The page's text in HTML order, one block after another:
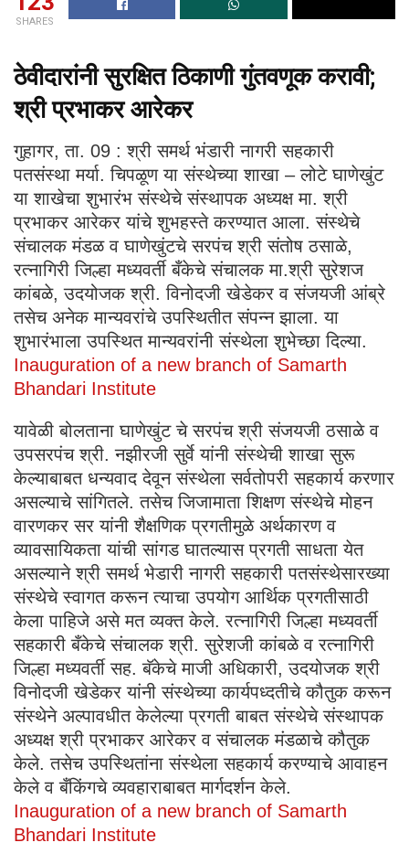
SHARES
ठेवीदारांनी सुरक्षित ठिकाणी गुंतवणूक करावी;
श्री प्रभाकर आरेकर
गुहागर, ता. 09 : श्री समर्थ भंडारी नागरी सहकारी
पतसंस्था मर्या. चिपळूण या संस्थेच्या शाखा – लोटे घाणेखुंट
या शाखेचा शुभारंभ संस्थेचे संस्थापक अध्यक्ष मा. श्री
प्रभाकर आरेकर यांचे शुभहस्ते करण्यात आला. संस्थेचे
संचालक मंडळ व घाणेखुंटचे सरपंच श्री संतोष ठसाळे,
रत्नागिरी जिल्हा मध्यवर्ती बँकेचे संचालक मा.श्री सुरेशज
कांबळे, उदयोजक श्री. विनोदजी खेडेकर व संजयजी आंब्रे
तसेच अनेक मान्यवरांचे उपस्थितीत संपन्न झाला. या
शुभारंभाला उपस्थित मान्यवरांनी संस्थेला शुभेच्छा दिल्या.
Inauguration of a new branch of Samarth
Bhandari Institute
यावेळी बोलताना घाणेखुंट चे सरपंच श्री संजयजी ठसाळे व
उपसरपंच श्री. नझीरजी सुर्वे यांनी संस्थेची शाखा सुरू
केल्याबाबत धन्यवाद देवून संस्थेला सर्वतोपरी सहकार्य करणार
असल्याचे सांगितले. तसेच जिजामाता शिक्षण संस्थेचे मोहन
वारणकर सर यांनी शैक्षणिक प्रगतीमुळे अर्थकारण व
व्यावसायिकता यांची सांगड घातल्यास प्रगती साधता येत
असल्याने श्री समर्थ भेडारी नागरी सहकारी पतसंस्थेसारख्या
संस्थेचे स्वागत करून त्याचा उपयोग आर्थिक प्रगतीसाठी
केला पाहिजे असे मत व्यक्त केले. रत्नागिरी जिल्हा मध्यवर्ती
सहकारी बँकेचे संचालक श्री. सुरेशजी कांबळे व रत्नागिरी
जिल्हा मध्यवर्ती सह. बॅकेचे माजी अधिकारी, उदयोजक श्री
विनोदजी खेडेकर यांनी संस्थेच्या कार्यपध्दतीचे कौतुक करून
संस्थेने अल्पावधीत केलेल्या प्रगती बाबत संस्थेचे संस्थापक
अध्यक्ष श्री प्रभाकर आरेकर व संचालक मंडळाचे कौतुक
केले. तसेच उपस्थितांना संस्थेला सहकार्य करण्याचे आवाहन
केले व बँकिंगचे व्यवहाराबाबत मार्गदर्शन केले.
Inauguration of a new branch of Samarth
Bhandari Institute